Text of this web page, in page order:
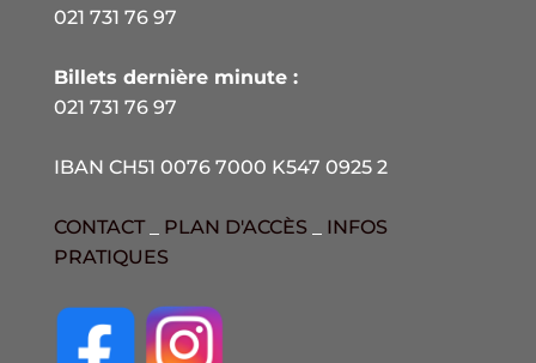
021 731 76 97
Billets dernière minute :
021 731 76 97
IBAN CH51 0076 7000 K547 0925 2
CONTACT_ PLAN D'ACCÈS_ INFOS
PRATIQUES